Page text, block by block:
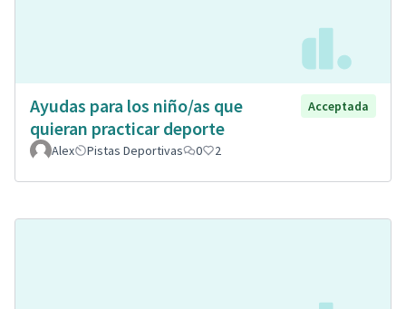
Ayudas para los niño/as que
quieran practicar deporte
Acceptada
Alex Pistas Deportivas 0 2